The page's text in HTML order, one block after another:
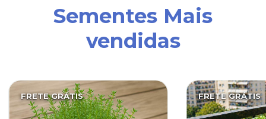
Sementes Mais
vendidas
FRETE GRÁTIS FRETE GRÁTIS